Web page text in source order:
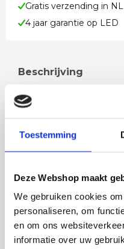
Toestemming
Deze Webshop maakt
We gebruiken cookies
personaliseren, om
en om ons
informatie over uw
Gratis verzending in
4 jaar garantie op LED
Beschrijving
Moderne vloerlamp
kleur met flexibiliteit
Rian